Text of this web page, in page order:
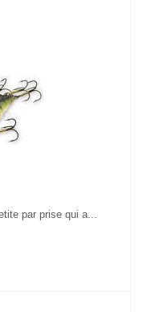
par prise qui a...